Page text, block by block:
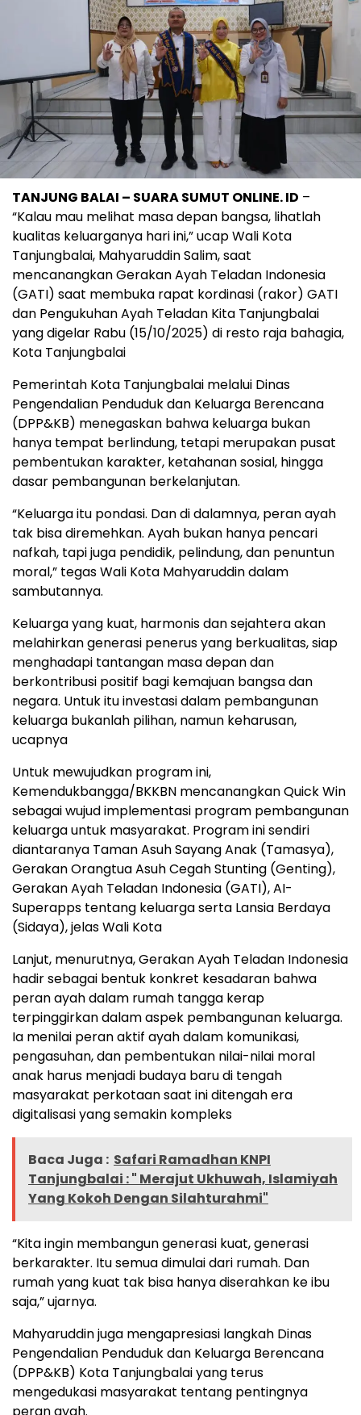
TANJUNG BALAI – SUARA SUMUT ONLINE. ID –
“Kalau mau melihat masa depan bangsa, lihatlah
kualitas keluarganya hari ini,” ucap Wali Kota
Tanjungbalai, Mahyaruddin Salim, saat
mencanangkan Gerakan Ayah Teladan Indonesia
(GATI) saat membuka rapat kordinasi (rakor) GATI
dan Pengukuhan Ayah Teladan Kita Tanjungbalai
yang digelar Rabu (15/10/2025) di resto raja bahagia,
Kota Tanjungbalai
Pemerintah Kota Tanjungbalai melalui Dinas
Pengendalian Penduduk dan Keluarga Berencana
(DPP&KB) menegaskan bahwa keluarga bukan
hanya tempat berlindung, tetapi merupakan pusat
pembentukan karakter, ketahanan sosial, hingga
dasar pembangunan berkelanjutan.
“Keluarga itu pondasi. Dan di dalamnya, peran ayah
tak bisa diremehkan. Ayah bukan hanya pencari
nafkah, tapi juga pendidik, pelindung, dan penuntun
moral,” tegas Wali Kota Mahyaruddin dalam
sambutannya.
Keluarga yang kuat, harmonis dan sejahtera akan
melahirkan generasi penerus yang berkualitas, siap
menghadapi tantangan masa depan dan
berkontribusi positif bagi kemajuan bangsa dan
negara. Untuk itu investasi dalam pembangunan
keluarga bukanlah pilihan, namun keharusan,
ucapnya
Untuk mewujudkan program ini,
Kemendukbangga/BKKBN mencanangkan Quick Win
sebagai wujud implementasi program pembangunan
keluarga untuk masyarakat. Program ini sendiri
diantaranya Taman Asuh Sayang Anak (Tamasya),
Gerakan Orangtua Asuh Cegah Stunting (Genting),
Gerakan Ayah Teladan Indonesia (GATI), AI-
Superapps tentang keluarga serta Lansia Berdaya
(Sidaya), jelas Wali Kota
Lanjut, menurutnya, Gerakan Ayah Teladan Indonesia
hadir sebagai bentuk konkret kesadaran bahwa
peran ayah dalam rumah tangga kerap
terpinggirkan dalam aspek pembangunan keluarga.
Ia menilai peran aktif ayah dalam komunikasi,
pengasuhan, dan pembentukan nilai-nilai moral
anak harus menjadi budaya baru di tengah
masyarakat perkotaan saat ini ditengah era
digitalisasi yang semakin kompleks
Baca Juga : Safari Ramadhan KNPI
Tanjungbalai : " Merajut Ukhuwah, Islamiyah
Yang Kokoh Dengan Silahturahmi"
“Kita ingin membangun generasi kuat, generasi
berkarakter. Itu semua dimulai dari rumah. Dan
rumah yang kuat tak bisa hanya diserahkan ke ibu
saja,” ujarnya.
Mahyaruddin juga mengapresiasi langkah Dinas
Pengendalian Penduduk dan Keluarga Berencana
(DPP&KB) Kota Tanjungbalai yang terus
mengedukasi masyarakat tentang pentingnya
peran ayah.